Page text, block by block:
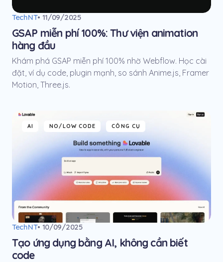
TechNT• 11/09/2025
GSAP miễn phí 100%: Thư viện animation
hàng đầu
Khám phá GSAP miễn phí 100% nhờ Webflow. Học cài
đặt, ví dụ code, plugin mạnh, so sánh Anime.js, Framer
Motion, Three.js.
AI NO/LOW CODE CÔNG CỤ
TechNT• 10/09/2025
Tạo ứng dụng bằng AI, không cần biết
code